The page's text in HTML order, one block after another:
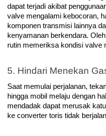
dapat terjadi akibat
valve mengalami kebocoran,
komponen transmisi lainnya
kenyamanan berkendara.
rutin memeriksa kondisi valve
5. Hindari Menekan
Saat memulai perjalanan,
hingga mobil melaju dengan
mendadak dapat merusak
ke converter toris tidak